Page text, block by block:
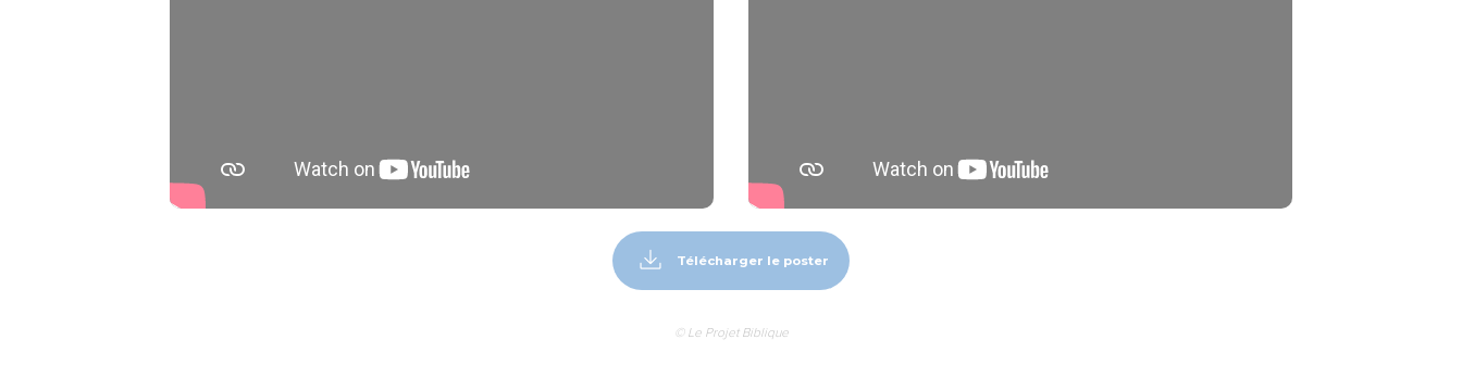
Télécharger le poster
© Le Projet Biblique